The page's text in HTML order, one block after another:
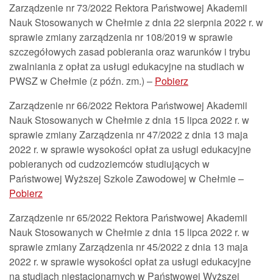
Zarządzenie nr 73/2022 Rektora Państwowej Akademii
Nauk Stosowanych w Chełmie z dnia 22 sierpnia 2022 r. w
sprawie zmiany zarządzenia nr 108/2019 w sprawie
szczegółowych zasad pobierania oraz warunków i trybu
zwalniania z opłat za usługi edukacyjne na studiach w
PWSZ w Chełmie (z późn. zm.) – Pobierz
Zarządzenie nr 66/2022 Rektora Państwowej Akademii
Nauk Stosowanych w Chełmie z dnia 15 lipca 2022 r. w
sprawie zmiany Zarządzenia nr 47/2022 z dnia 13 maja
2022 r. w sprawie wysokości opłat za usługi edukacyjne
pobieranych od cudzoziemców studiujących w
Państwowej Wyższej Szkole Zawodowej w Chełmie –
Pobierz
Zarządzenie nr 65/2022 Rektora Państwowej Akademii
Nauk Stosowanych w Chełmie z dnia 15 lipca 2022 r. w
sprawie zmiany Zarządzenia nr 45/2022 z dnia 13 maja
2022 r. w sprawie wysokości opłat za usługi edukacyjne
na studiach niestacjonarnych w Państwowej Wyższej